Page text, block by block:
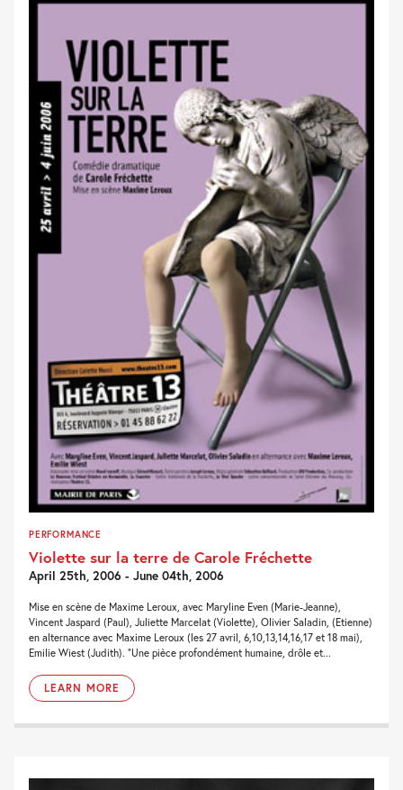
PERFORMANCE
Violette sur la terre de Carole Fréchette
April 25th, 2006 - June 04th, 2006
Mise en scène de Maxime Leroux, avec Maryline Even (Marie-Jeanne),
Vincent Jaspard (Paul), Juliette Marcelat (Violette), Olivier Saladin, (Etienne)
en alternance avec Maxime Leroux (les 27 avril, 6,10,13,14,16,17 et 18 mai),
Emilie Wiest (Judith). “Une pièce profondément humaine, drôle et...
LEARN MORE